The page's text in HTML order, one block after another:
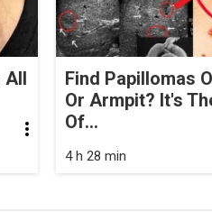
All
Find Papillomas
Or Armpit? It's
Of...
4 h 28 min